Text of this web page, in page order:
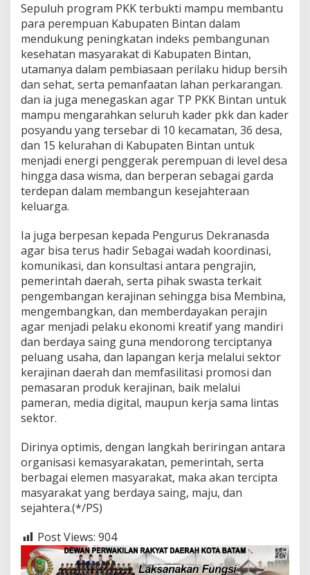
Sepuluh program PKK terbukti mampu membantu
para perempuan Kabupaten Bintan dalam
mendukung peningkatan indeks pembangunan
kesehatan masyarakat di Kabupaten Bintan,
utamanya dalam pembiasaan perilaku hidup bersih
dan sehat, serta pemanfaatan lahan perkarangan.
dan ia juga menegaskan agar TP PKK Bintan untuk
mampu mengarahkan seluruh kader pkk dan kader
posyandu yang tersebar di 10 kecamatan, 36 desa,
dan 15 kelurahan di Kabupaten Bintan untuk
menjadi energi penggerak perempuan di level desa
hingga dasa wisma, dan berperan sebagai garda
terdepan dalam membangun kesejahteraan
keluarga.
Ia juga berpesan kepada Pengurus Dekranasda
agar bisa terus hadir Sebagai wadah koordinasi,
komunikasi, dan konsultasi antara pengrajin,
pemerintah daerah, serta pihak swasta terkait
pengembangan kerajinan sehingga bisa Membina,
mengembangkan, dan memberdayakan perajin
agar menjadi pelaku ekonomi kreatif yang mandiri
dan berdaya saing guna mendorong terciptanya
peluang usaha, dan lapangan kerja melalui sektor
kerajinan daerah dan memfasilitasi promosi dan
pemasaran produk kerajinan, baik melalui
pameran, media digital, maupun kerja sama lintas
sektor.
Dirinya optimis, dengan langkah beriringan antara
organisasi kemasyarakatan, pemerintah, serta
berbagai elemen masyarakat, maka akan tercipta
masyarakat yang berdaya saing, maju, dan
sejahtera.(*/PS)
Post Views: 904